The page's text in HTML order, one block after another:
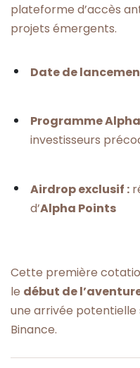
plateforme d’accès
projets émergents.
Date de
Programme
investisseurs
Airdrop exclusif :
d’Alpha Points
Cette première
le début de
une arrivée
Binance.